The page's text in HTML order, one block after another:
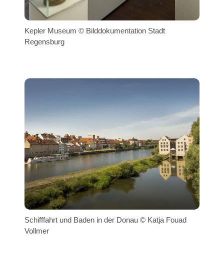
Kepler Museum © Bilddokumentation Stadt
Regensburg
Schifffahrt und Baden in der Donau © Katja Fouad
Vollmer